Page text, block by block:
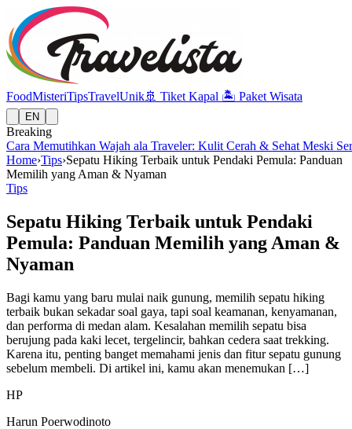
FoodMisteriTipsTravelUnik🚢 Tiket Kapal 🏝️ Paket Wisata
EN
Breaking
Cara Memutihkan Wajah ala Traveler: Kulit Cerah & Sehat Meski
Home›Tips›Sepatu Hiking Terbaik untuk Pendaki Pemula: Panduan
Memilih yang Aman & Nyaman
Tips
Sepatu Hiking Terbaik untuk Pendaki
Pemula: Panduan Memilih yang Aman &
Nyaman
Bagi kamu yang baru mulai naik gunung, memilih sepatu hiking
terbaik bukan sekadar soal gaya, tapi soal keamanan, kenyamanan,
dan performa di medan alam. Kesalahan memilih sepatu bisa
berujung pada kaki lecet, tergelincir, bahkan cedera saat trekking.
Karena itu, penting banget memahami jenis dan fitur sepatu gunung
sebelum membeli. Di artikel ini, kamu akan menemukan […]
HP
Harun Poerwodinoto